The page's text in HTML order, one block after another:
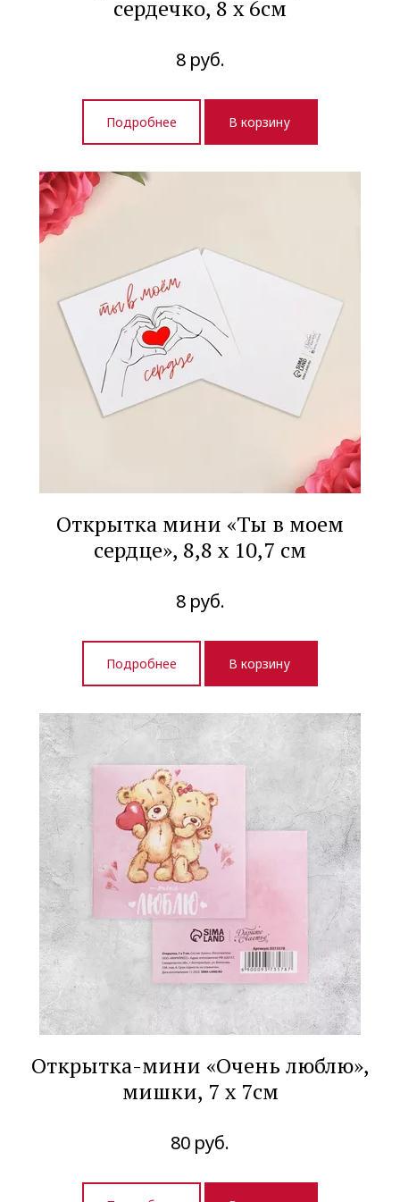
сердечко, 8 х 6см
8 руб.
Подробнее В корзину
Открытка мини «Ты в моем
сердце», 8,8 х 10,7 см
8 руб.
Подробнее В корзину
Открытка-мини «Очень люблю»,
мишки, 7 х 7см
80 руб.